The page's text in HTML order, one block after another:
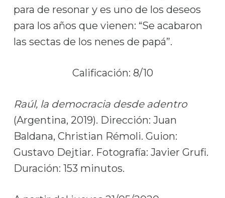
para de resonar y es uno de los deseos
para los años que vienen: “Se acabaron
las sectas de los nenes de papá”.
Calificación: 8/10
Raúl, la democracia desde adentro
(Argentina, 2019). Dirección: Juan
Baldana, Christian Rémoli. Guion:
Gustavo Dejtiar. Fotografía: Javier Grufi.
Duración: 153 minutos.